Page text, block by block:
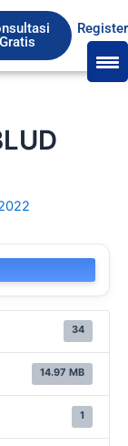
Gratis
Register
34
14.97 MB
1